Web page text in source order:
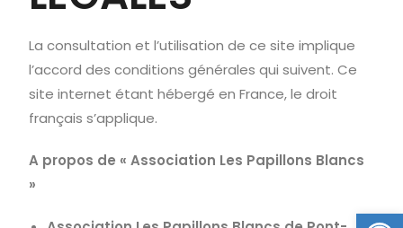
La consultation et l’utilisation de ce site implique
l’accord des conditions générales qui suivent. Ce
site internet étant hébergé en France, le droit
français s’applique.
A propos de « Association Les Papillons Blancs
»